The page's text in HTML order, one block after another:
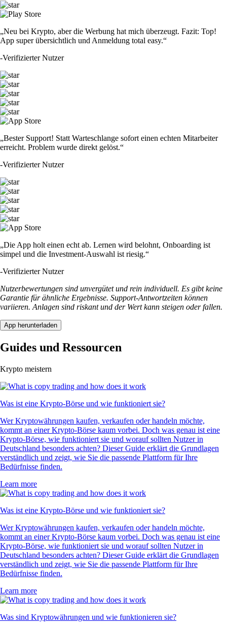
„Neu bei Krypto, aber die Werbung hat mich überzeugt. Fazit: Top!
App super übersichtlich und Anmeldung total easy.“
-Verifizierter Nutzer
„Bester Support! Statt Warteschlange sofort einen echten Mitarbeiter
erreicht. Problem wurde direkt gelöst.“
-Verifizierter Nutzer
„Die App holt einen echt ab. Lernen wird belohnt, Onboarding ist
simpel und die Investment-Auswahl ist riesig.“
-Verifizierter Nutzer
Nutzerbewertungen sind unvergütet und rein individuell. Es gibt keine
Garantie für ähnliche Ergebnisse. Support-Antwortzeiten können
variieren. Anlagen sind riskant und der Wert kann steigen oder fallen.
App herunterladen
Guides und Ressourcen
Krypto meistern
Was ist eine Krypto-Börse und wie funktioniert sie?
Wer Kryptowährungen kaufen, verkaufen oder handeln möchte,
kommt an einer Krypto-Börse kaum vorbei. Doch was genau ist eine
Krypto-Börse, wie funktioniert sie und worauf sollten Nutzer in
Deutschland besonders achten? Dieser Guide erklärt die Grundlagen
verständlich und zeigt, wie Sie die passende Plattform für Ihre
Bedürfnisse finden.
Learn more
Was ist eine Krypto-Börse und wie funktioniert sie?
Wer Kryptowährungen kaufen, verkaufen oder handeln möchte,
kommt an einer Krypto-Börse kaum vorbei. Doch was genau ist eine
Krypto-Börse, wie funktioniert sie und worauf sollten Nutzer in
Deutschland besonders achten? Dieser Guide erklärt die Grundlagen
verständlich und zeigt, wie Sie die passende Plattform für Ihre
Bedürfnisse finden.
Learn more
Was sind Kryptowährungen und wie funktionieren sie?